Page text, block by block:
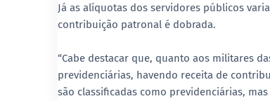
Já as alíquotas dos servidores públicos
contribuição patronal é dobrada.
“Cabe destacar que, quanto aos militares
previdenciárias, havendo receita de
são classificadas como previdenciárias,